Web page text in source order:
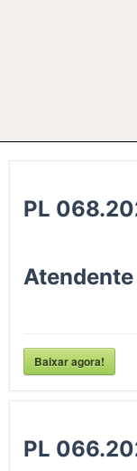
PL
Baixar agora!
PL